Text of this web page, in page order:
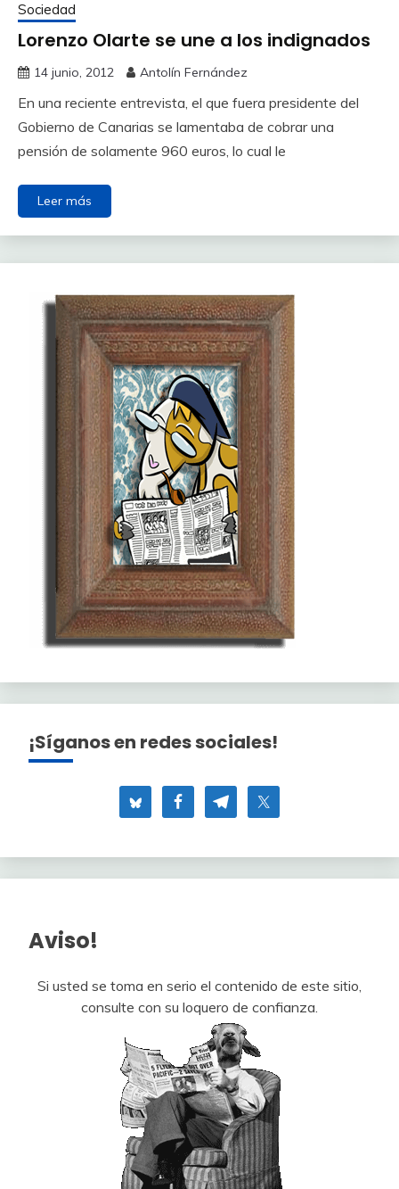
Sociedad
Lorenzo Olarte se une a los indignados
14 junio, 2012 Antolín Fernández
En una reciente entrevista, el que fuera presidente del
Gobierno de Canarias se lamentaba de cobrar una
pensión de solamente 960 euros, lo cual le
Leer más
¡Síganos en redes sociales!
Aviso!
Si usted se toma en serio el contenido de este sitio,
consulte con su loquero de confianza.